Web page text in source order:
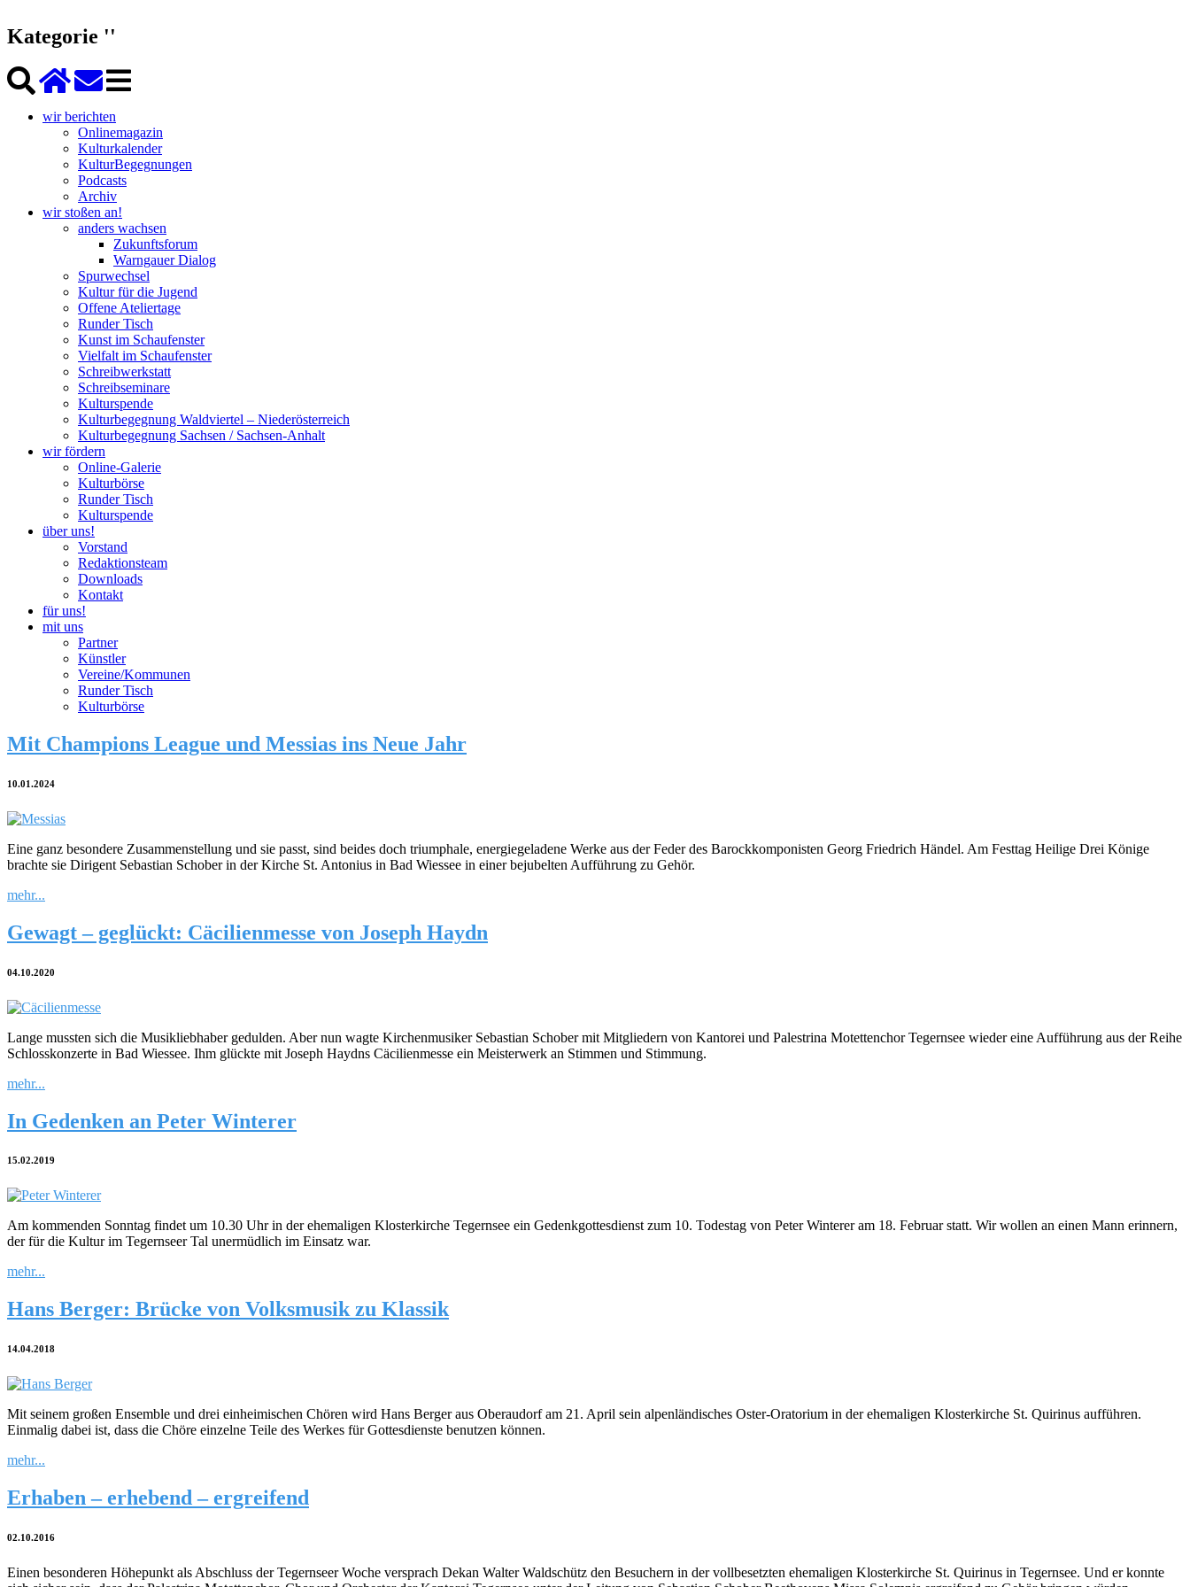
Kategorie ''
wir berichten
Onlinemagazin
Kulturkalender
KulturBegegnungen
Podcasts
Archiv
wir stoßen an!
anders wachsen
Zukunftsforum
Warngauer Dialog
Spurwechsel
Kultur für die Jugend
Offene Ateliertage
Runder Tisch
Kunst im Schaufenster
Vielfalt im Schaufenster
Schreibwerkstatt
Schreibseminare
Kulturspende
Kulturbegegnung Waldviertel – Niederösterreich
Kulturbegegnung Sachsen / Sachsen-Anhalt
wir fördern
Online-Galerie
Kulturbörse
Runder Tisch
Kulturspende
über uns!
Vorstand
Redaktionsteam
Downloads
Kontakt
für uns!
mit uns
Partner
Künstler
Vereine/Kommunen
Runder Tisch
Kulturbörse
Mit Champions League und Messias ins Neue Jahr
10.01.2024
Eine ganz besondere Zusammenstellung und sie passt, sind beides doch triumphale, energiegeladene Werke aus der Feder des Barockkomponisten Georg Friedrich Händel. Am Festtag Heilige Drei Könige
brachte sie Dirigent Sebastian Schober in der Kirche St. Antonius in Bad Wiessee in einer bejubelten Aufführung zu Gehör.
mehr...
Gewagt – geglückt: Cäcilienmesse von Joseph Haydn
04.10.2020
Lange mussten sich die Musikliebhaber gedulden. Aber nun wagte Kirchenmusiker Sebastian Schober mit Mitgliedern von Kantorei und Palestrina Motettenchor Tegernsee wieder eine Aufführung aus der Reihe
Schlosskonzerte in Bad Wiessee. Ihm glückte mit Joseph Haydns Cäcilienmesse ein Meisterwerk an Stimmen und Stimmung.
mehr...
In Gedenken an Peter Winterer
15.02.2019
Am kommenden Sonntag findet um 10.30 Uhr in der ehemaligen Klosterkirche Tegernsee ein Gedenkgottesdienst zum 10. Todestag von Peter Winterer am 18. Februar statt. Wir wollen an einen Mann erinnern,
der für die Kultur im Tegernseer Tal unermüdlich im Einsatz war.
mehr...
Hans Berger: Brücke von Volksmusik zu Klassik
14.04.2018
Mit seinem großen Ensemble und drei einheimischen Chören wird Hans Berger aus Oberaudorf am 21. April sein alpenländisches Oster-Oratorium in der ehemaligen Klosterkirche St. Quirinus aufführen.
Einmalig dabei ist, dass die Chöre einzelne Teile des Werkes für Gottesdienste benutzen können.
mehr...
Erhaben – erhebend – ergreifend
02.10.2016
Einen besonderen Höhepunkt als Abschluss der Tegernseer Woche versprach Dekan Walter Waldschütz den Besuchern in der vollbesetzten ehemaligen Klosterkirche St. Quirinus in Tegernsee. Und er konnte